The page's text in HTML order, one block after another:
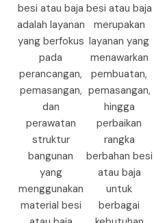
besi atau baja
adalah layanan
yang berfokus
pada
perancangan,
pemasangan,
dan
perawatan
struktur
bangunan
yang
menggunakan
material besi
besi atau baja
merupakan
layanan yang
menawarkan
pembuatan,
pemasangan,
hingga
perbaikan
rangka
berbahan besi
atau baja
untuk
berbagai